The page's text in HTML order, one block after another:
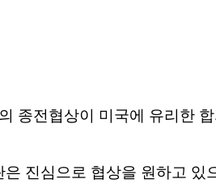
종전협상이 미국에 유리한
진심으로 협상을 원하고 있